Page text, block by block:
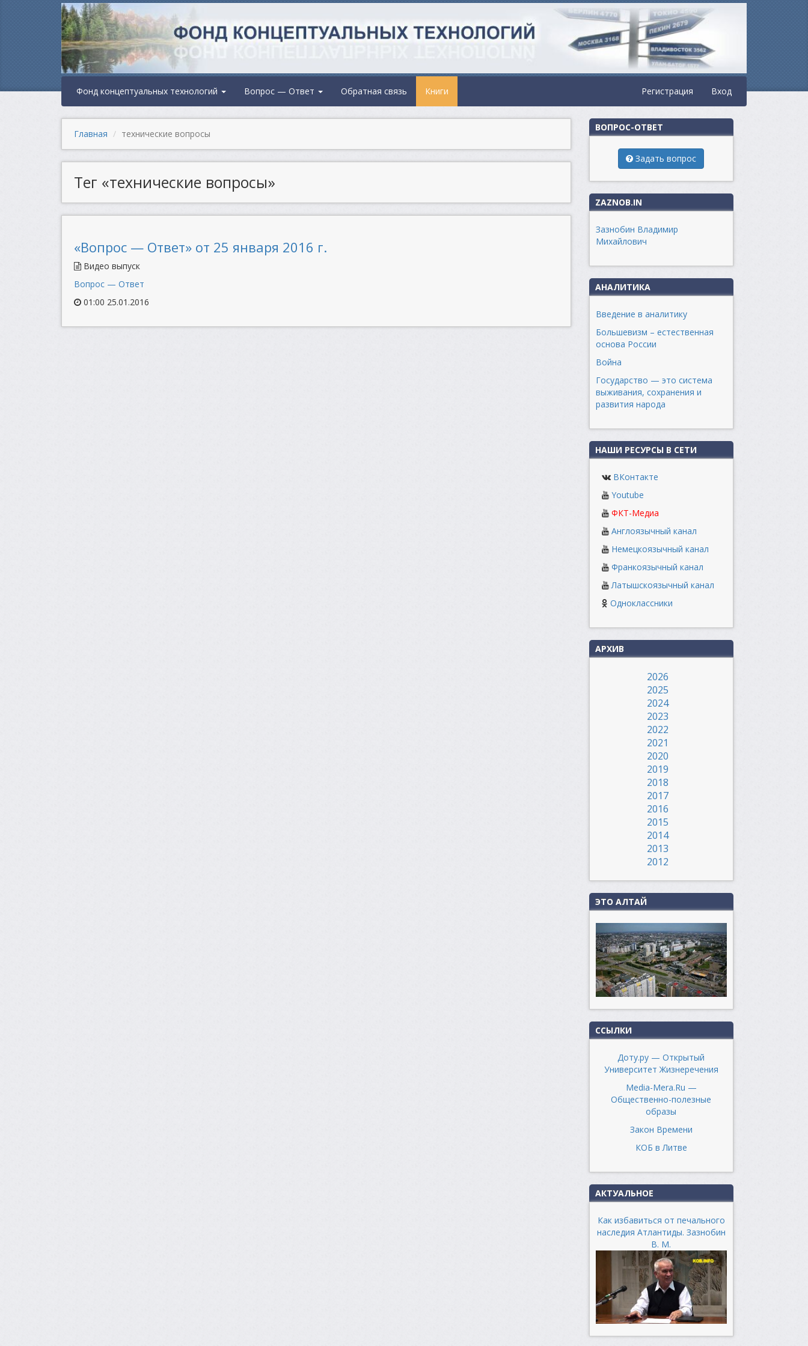
Фонд концептуальных технологий Вопрос — Ответ Обратная связь Книги Регистрация Вход
Главная технические вопросы
Тег «технические вопросы»
«Вопрос — Ответ» от 25 января 2016 г.
Видео выпуск
Вопрос — Ответ
01:00 25.01.2016
ВОПРОС-ОТВЕТ
Задать вопрос
ZAZNOB.IN
Зазнобин Владимир
Михайлович
АНАЛИТИКА
Введение в аналитику
Большевизм – естественная
основа России
Война
Государство — это система
выживания, сохранения и
развития народа
НАШИ РЕСУРСЫ В СЕТИ
ВКонтакте
Youtube
ФКТ-Медиа
Англоязычный канал
Немецкоязычный канал
Франкоязычный канал
Латышскоязычный канал
Одноклассники
АРХИВ
2026
2025
2024
2023
2022
2021
2020
2019
2018
2017
2016
2015
2014
2013
2012
ЭТО АЛТАЙ
ССЫЛКИ
Доту.ру — Открытый
Университет Жизнеречения
Media-Mera.Ru —
Общественно-полезные
образы
Закон Времени
КОБ в Литве
АКТУАЛЬНОЕ
Как избавиться от печального
наследия Атлантиды. Зазнобин
В. М.